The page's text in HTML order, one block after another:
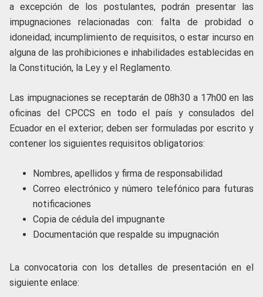
a excepción de los postulantes, podrán presentar las
impugnaciones relacionadas con: falta de probidad o
idoneidad; incumplimiento de requisitos, o estar incurso en
alguna de las prohibiciones e inhabilidades establecidas en
la Constitución, la Ley y el Reglamento.
Las impugnaciones se receptarán de 08h30 a 17h00 en las
oficinas del CPCCS en todo el país y consulados del
Ecuador en el exterior; deben ser formuladas por escrito y
contener los siguientes requisitos obligatorios:
Nombres, apellidos y firma de responsabilidad
Correo electrónico y número telefónico para futuras
notificaciones
Copia de cédula del impugnante
Documentación que respalde su impugnación
La convocatoria con los detalles de presentación en el
siguiente enlace: